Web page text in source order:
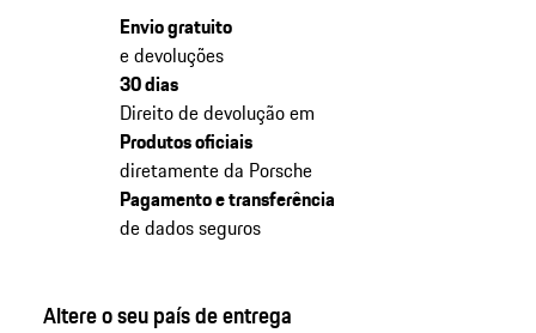
Envio gratuito
e devoluções
30 dias
Direito de devolução em
Produtos oficiais
diretamente da Porsche
Pagamento e transferência
de dados seguros
Altere o seu país de entrega